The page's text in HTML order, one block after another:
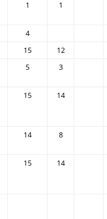
1 1
4
15
12
5 3
15 14
14 8
15 14